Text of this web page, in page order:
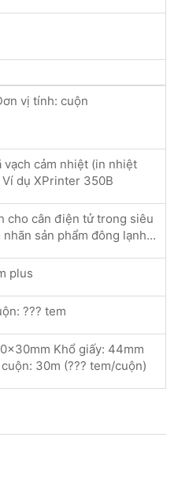
vị tính: cuộn
vạch cảm nhiệt (in nhiệt
dụ XPrinter 350B
cho cân điện tử trong siêu
sản phẩm đông lạnh...
plus
??? tem
Khổ giấy: 44mm
30m (??? tem/cuộn)